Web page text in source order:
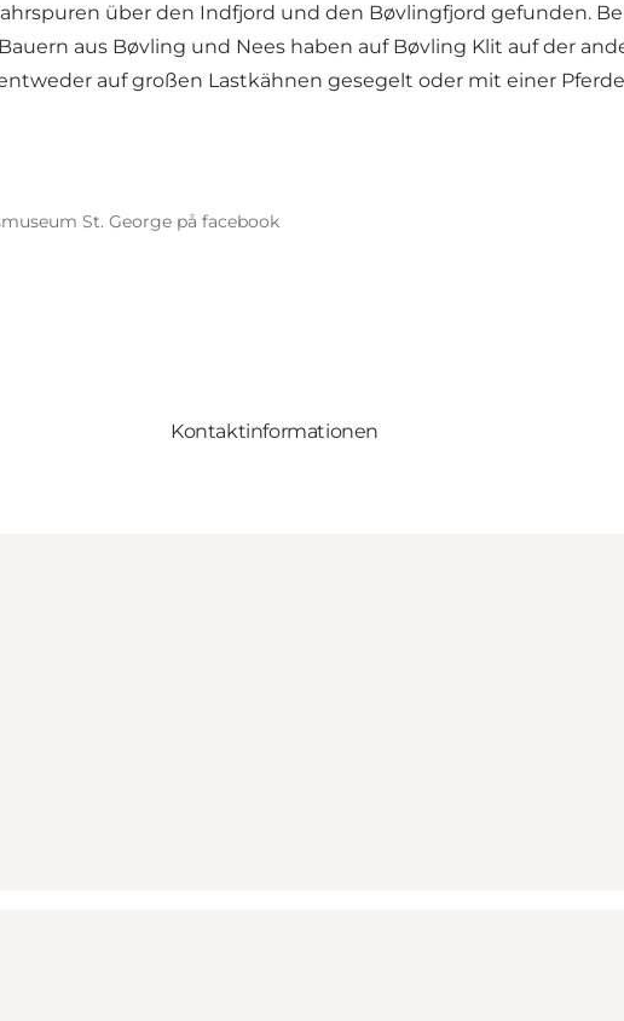
über den Indfjord und den Bøvlingfjord gefunden.
aus Bøvling und Nees haben auf Bøvling Klit auf der
auf großen Lastkähnen gesegelt oder mit einer
St. George på facebook
Kontaktinformationen